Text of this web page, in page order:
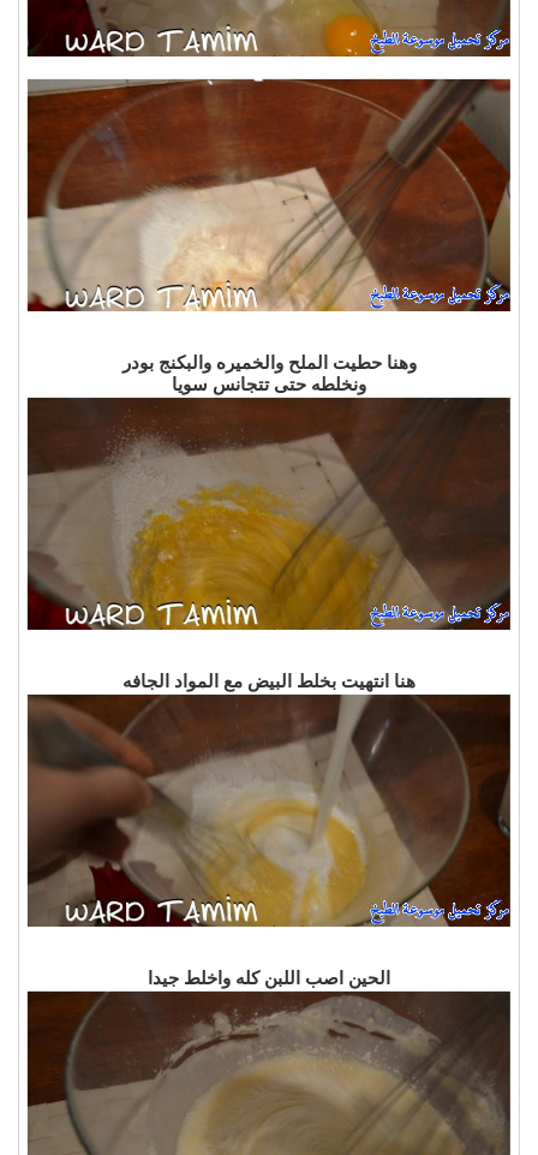
وهنا حطيت الملح والخميره والبكنج بودر
ونخلطه حتى تتجانس سويا
هنا انتهيت بخلط البيض مع المواد الجافه
الحين اصب اللبن كله واخلط جيدا